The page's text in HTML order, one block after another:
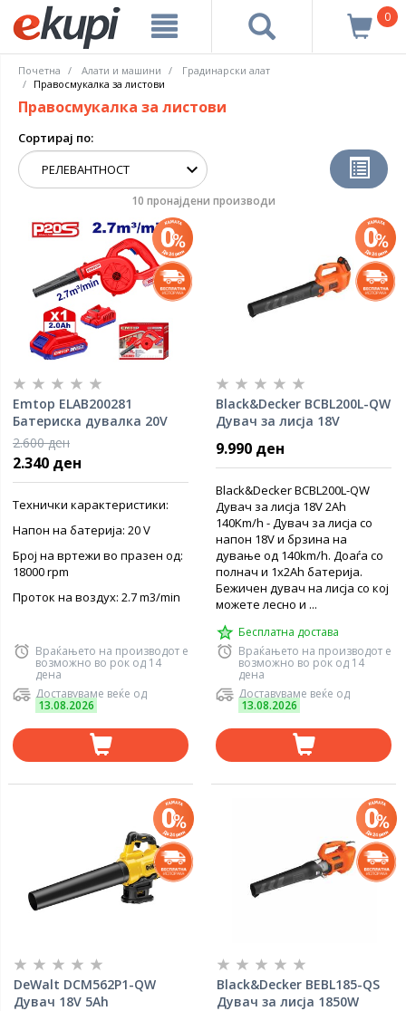
0
Почетна Алати и машини
Градинарски алат
Правосмукалка за листови
Правосмукалка за листови
Сортирај по:
10 пронајдени производи
Emtop ELAB200281
Батериска дувалка 20V
2.600 ден
2.340 ден
Технички карактеристики:
Напон на батерија: 20 V
Број на вртежи во празен од:
18000 rpm
Проток на воздух: 2.7 m3/min
Враќањето на производот е
возможно во рок од 14
дена
Доставуваме веќе од
13.08.2026
Black&Decker BCBL200L-QW
Дувач за лисја 18V
9.990 ден
Black&Decker BCBL200L-QW
Дувач за лисја 18V 2Ah
140Km/h - Дувач за лисја со
напон 18V и брзина на
дување од 140km/h. Доаѓа со
полнач и 1x2Ah батерија.
Бежичен дувач на лисја со кој
можете лесно и ...
Бесплатна достава
Враќањето на производот е
возможно во рок од 14
дена
Доставуваме веќе од
13.08.2026
DeWalt DCM562P1-QW
Дувач 18V 5Ah
Black&Decker BEBL185-QS
Дувач за лисја 1850W